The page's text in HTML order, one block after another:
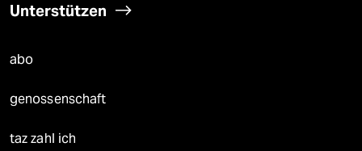
Unterstützen
abo
genossenschaft
taz zahl ich